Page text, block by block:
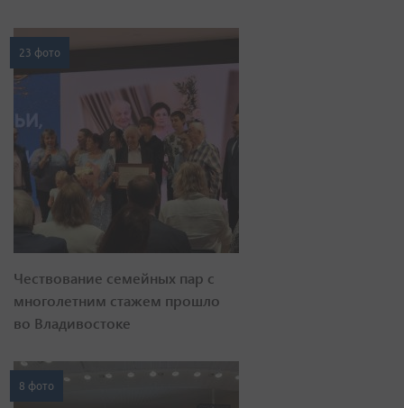
23 фото
Чествование семейных пар с
многолетним стажем прошло
во Владивостоке
8 фото